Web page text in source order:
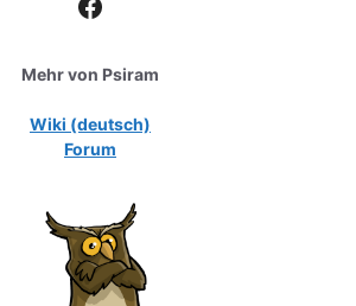
Mehr von Psiram
Wiki (deutsch)
Forum